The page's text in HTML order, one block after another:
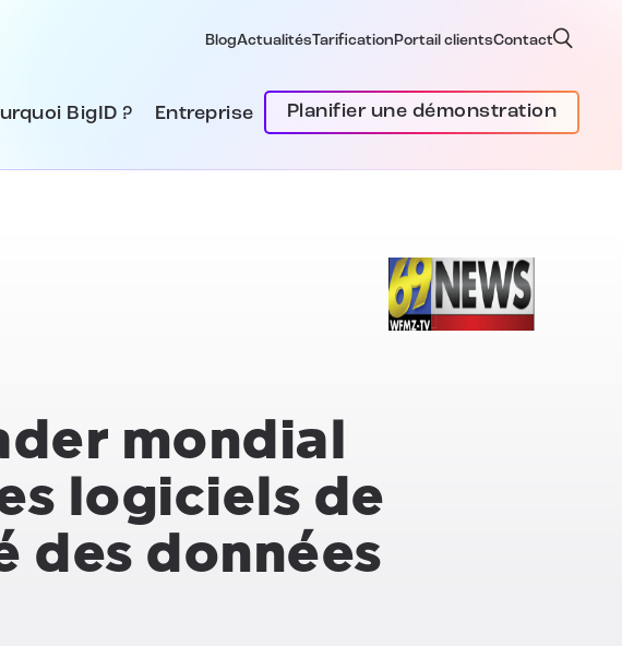
BlogActualitésTarification Portail clientsContact
BigID ? Entreprise Planifier une démonstration
mondial
logiciels de
des données